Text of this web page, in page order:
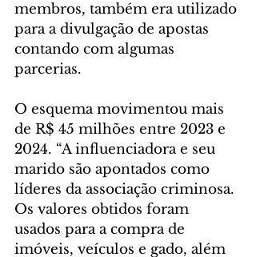
membros, também era utilizado
para a divulgação de apostas
contando com algumas
parcerias.
O esquema movimentou mais
de R$ 45 milhões entre 2023 e
2024. “A influenciadora e seu
marido são apontados como
líderes da associação criminosa.
Os valores obtidos foram
usados para a compra de
imóveis, veículos e gado, além